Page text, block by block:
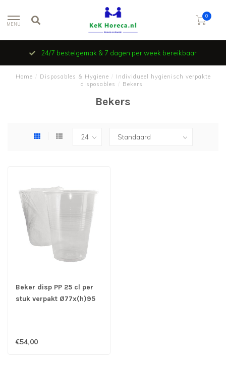
MENU
0
24/7 bestelgemak & 7 dagen per week bereikbaar
Home Disposables & Hygiene
Individueel hygienisch verpakte
disposables
Bekers
Bekers
Beker disp PP 25 cl per
stuk verpakt Ø77x(h)95
€54,00